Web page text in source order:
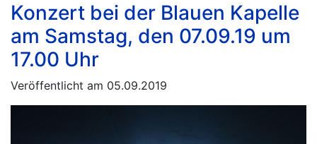
Konzert bei der Blauen Kapelle
am Samstag, den 07.09.19 um
17.00 Uhr
Veröffentlicht am 05.09.2019